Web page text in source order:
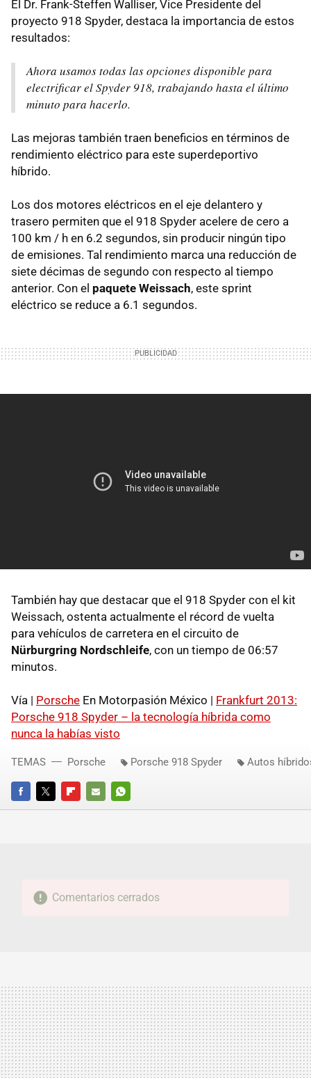
El Dr. Frank-Steffen Walliser, Vice Presidente del
proyecto 918 Spyder, destaca la importancia de estos
resultados:
Ahora usamos todas las opciones disponible para
electrificar el Spyder 918, trabajando hasta el último
minuto para hacerlo.
Las mejoras también traen beneficios en términos de
rendimiento eléctrico para este superdeportivo
híbrido.
Los dos motores eléctricos en el eje delantero y
trasero permiten que el 918 Spyder acelere de cero a
100 km / h en 6.2 segundos, sin producir ningún tipo
de emisiones. Tal rendimiento marca una reducción de
siete décimas de segundo con respecto al tiempo
anterior. Con el paquete Weissach, este sprint
eléctrico se reduce a 6.1 segundos.
También hay que destacar que el 918 Spyder con el kit
Weissach, ostenta actualmente el récord de vuelta
para vehículos de carretera en el circuito de
Nürburgring Nordschleife, con un tiempo de 06:57
minutos.
Vía | Porsche En Motorpasión México | Frankfurt 2013:
Porsche 918 Spyder – la tecnología híbrida como
nunca la habías visto
FACEBOOKTWITTERFLIPBOARD
E-
WHATSAPP
TEMAS Porsche Porsche 918 Spyder Autos
Comentarios cerrados